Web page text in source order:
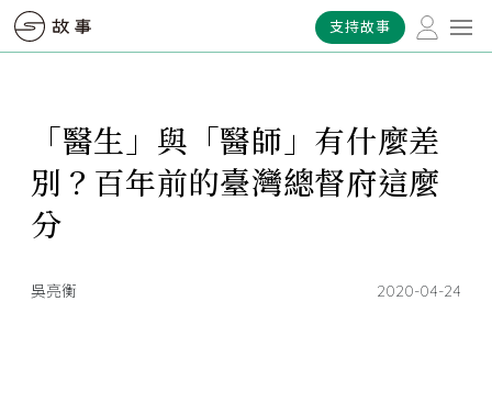
支持故事
「醫生」與「醫師」有什麼差
別？百年前的臺灣總督府這麼
分
吳亮衡 2020-04-24